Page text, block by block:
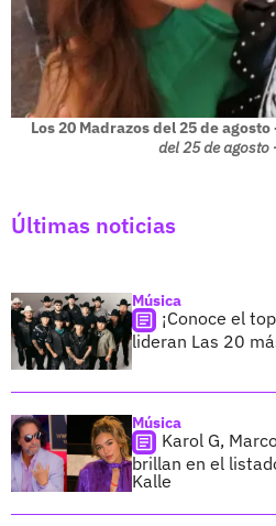
Los 20 Madrazos del 25 de agosto
del 25 de agosto
Últimas noticias
Música
¡Conoce el
lideran Las 20
Música
Karol G,
brillan en el
Kalle